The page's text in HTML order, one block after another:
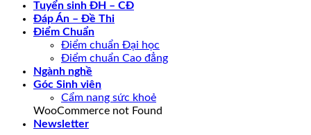
Tuyển sinh ĐH – CĐ
Đáp Án – Đề Thi
Điểm Chuẩn
Điểm chuẩn Đại học
Điểm chuẩn Cao đẳng
Ngành nghề
Góc Sinh viên
Cẩm nang sức khoẻ
WooCommerce not Found
Newsletter